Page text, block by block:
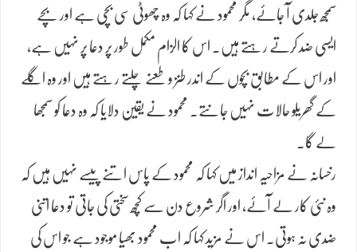
سمجھ جلدی آ جائے، مگر محمود نے کہا کہ وہ چھوٹی سی بچی ہے اور بچے
ایسی ضد کرتے رہتے ہیں۔ اس کا الزام مکمل طور پر دعا پر نہیں ہے،
اور اس کے مطابق بچوں کے اندر طنز و طعنے چلتے رہتے ہیں اور وہ اگلے
کے گھریلو حالات نہیں جانتے۔ محمود نے یقین دلایا کہ وہ دعا کو سمجھا
لے گا۔
رخسانہ نے مزاحیہ انداز میں کہا کہ محمود کے پاس اتنے پیسے نہیں ہیں کہ
وہ نئی کار لے آئے، اور اگر شروع دن سے کچھ سختی کی جاتی تو دعا اتنی
ضدی نہ ہوتی۔ اس نے مزید کہا کہ اب محمود بھیا موجود ہے جو اس کی